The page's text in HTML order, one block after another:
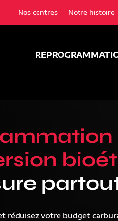
Nos centres Notre histoire
réduisez votre budget